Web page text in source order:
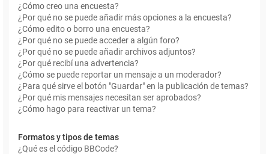
¿Cómo creo una encuesta?
¿Por qué no se puede añadir más opciones a la encuesta?
¿Cómo edito o borro una encuesta?
¿Por qué no se puede acceder a algún foro?
¿Por qué no se puede añadir archivos adjuntos?
¿Por qué recibí una advertencia?
¿Cómo se puede reportar un mensaje a un moderador?
¿Para qué sirve el botón "Guardar" en la publicación de temas?
¿Por qué mis mensajes necesitan ser aprobados?
¿Cómo hago para reactivar un tema?
Formatos y tipos de temas
¿Qué es el código BBCode?